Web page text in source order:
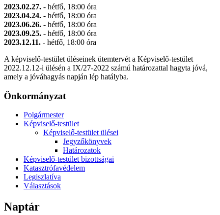
2023.02.27. - hétfő, 18:00 óra
2023.04.24. - hétfő, 18:00 óra
2023.06.26. - hétfő, 18:00 óra
2023.09.25. - hétfő, 18:00 óra
2023.12.11. - hétfő, 18:00 óra
A képviselő-testület üléseinek ütemtervét a Képviselő-testület
2022.12.12-i ülésén a IX/27-2022 számú határozattal hagyta jóvá,
amely a jóváhagyás napján lép hatályba.
Önkormányzat
Polgármester
Képviselő-testület
Képviselő-testület ülései
Jegyzőkönyvek
Határozatok
Képviselő-testület bizottságai
Katasztrófavédelem
Legiszlatíva
Választások
Naptár